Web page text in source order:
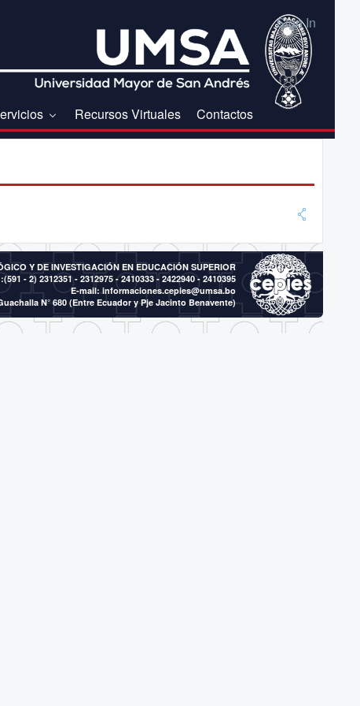
Sign In
Recursos Virtuales Contactos
Y DE INVESTIGACIÓN EN EDUCACIÓN SUPERIOR
- 2) 2312351 - 2312975 - 2410333 - 2422940 - 2410395
E-mail:informaciones.cepies@umsa.bo
N° 680 (Entre Ecuador y Pje Jacinto Benavente)